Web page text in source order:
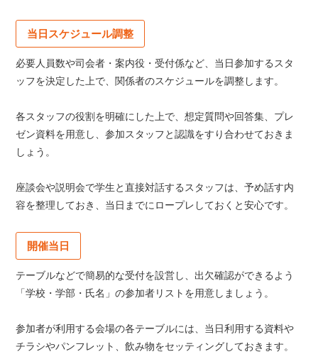
当日スケジュール調整
必要人員数や司会者・案内役・受付係など、当日参加するスタ
ッフを決定した上で、関係者のスケジュールを調整します。
各スタッフの役割を明確にした上で、想定質問や回答集、プレ
ゼン資料を用意し、参加スタッフと認識をすり合わせておきま
しょう。
座談会や説明会で学生と直接対話するスタッフは、予め話す内
容を整理しておき、当日までにロープレしておくと安心です。
開催当日
テーブルなどで簡易的な受付を設営し、出欠確認ができるよう
「学校・学部・氏名」の参加者リストを用意しましょう。
参加者が利用する会場の各テーブルには、当日利用する資料や
チラシやパンフレット、飲み物をセッティングしておきます。